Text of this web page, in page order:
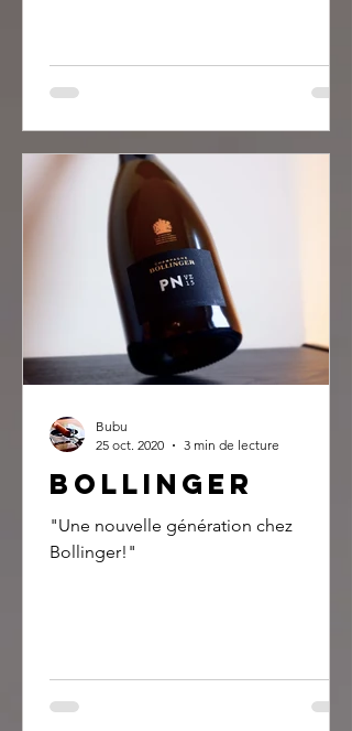
Bollinger
"Une nouvelle génération chez
Bollinger!"
Bubu
25 oct. 2020
3 min de lecture